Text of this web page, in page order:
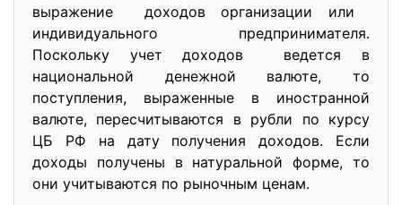
выражение доходов организации или
индивидуального предпринимателя.
Поскольку учет доходов ведется в
национальной денежной валюте, то
поступления, выраженные в иностранной
валюте, пересчитываются в рубли по курсу
ЦБ РФ на дату получения доходов. Если
доходы получены в натуральной форме, то
они учитываются по рыночным ценам.